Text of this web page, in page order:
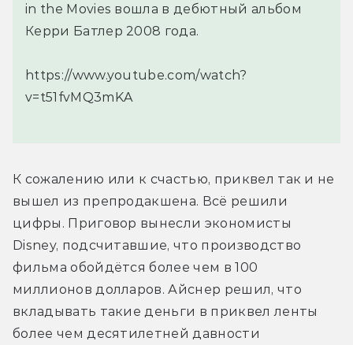
in the Movies вошла в дебютный альбом
Керри Батлер 2008 года.
https://www.youtube.com/watch?
v=t51fvMQ3mKA
К сожалению или к счастью, приквел так и не
вышел из препродакшена. Всё решили
цифры. Приговор вынесли экономисты
Disney, подсчитавшие, что производство
фильма обойдётся более чем в 100
миллионов долларов. Айснер решил, что
вкладывать такие деньги в приквел ленты
более чем десятилетней давности